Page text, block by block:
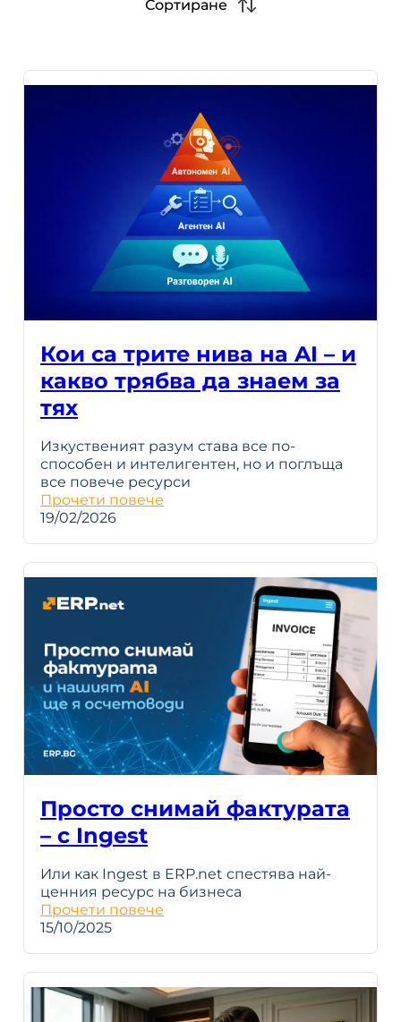
Сортиране
Кои са трите нива на AI – и
какво трябва да знаем за
тях
Изкуственият разум става все по-
способен и интелигентен, но и поглъща
все повече ресурси
Прочети повече
19/02/2026
Просто снимай фактурата
– с Ingest
Или как Ingest в ERP.net спестява най-
ценния ресурс на бизнеса
Прочети повече
15/10/2025